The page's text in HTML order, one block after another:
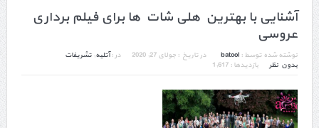
آشنایی با بهترین هلی شات ها برای فیلم برداری
عروسی
نوشته شده توسط : batool در تاریخ : جولای 27, 2020 در :آتلیه, تشریفات
بدون نظر
بازدیدها : 1,617